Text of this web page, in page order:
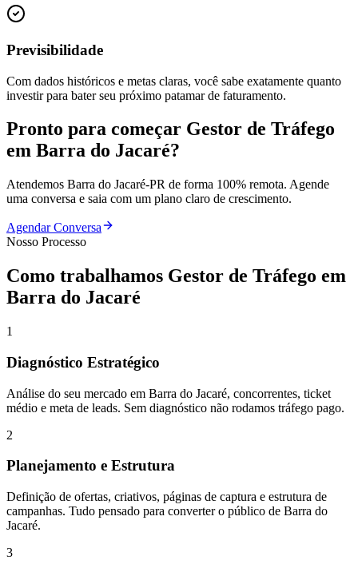
Previsibilidade
Com dados históricos e metas claras, você sabe exatamente quanto
investir para bater seu próximo patamar de faturamento.
Pronto para começar Gestor de Tráfego
em Barra do Jacaré?
Atendemos Barra do Jacaré-PR de forma 100% remota. Agende
uma conversa e saia com um plano claro de crescimento.
Agendar Conversa
Nosso Processo
Como trabalhamos Gestor de Tráfego em
Barra do Jacaré
1
Diagnóstico Estratégico
Análise do seu mercado em Barra do Jacaré, concorrentes, ticket
médio e meta de leads. Sem diagnóstico não rodamos tráfego pago.
2
Planejamento e Estrutura
Definição de ofertas, criativos, páginas de captura e estrutura de
campanhas. Tudo pensado para converter o público de Barra do
Jacaré.
3